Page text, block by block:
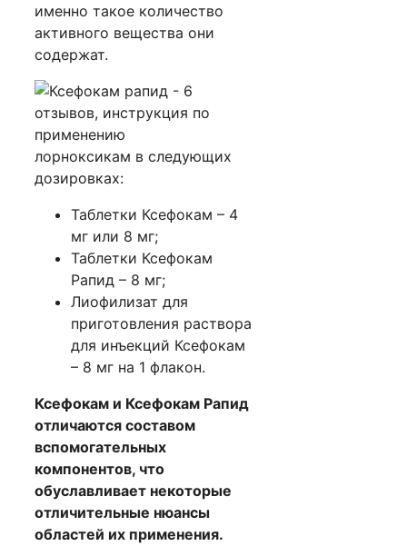
именно такое количество
активного вещества они
содержат.
лорноксикам в следующих
дозировках:
Таблетки Ксефокам – 4
мг или 8 мг;
Таблетки Ксефокам
Рапид – 8 мг;
Лиофилизат для
приготовления раствора
для инъекций Ксефокам
– 8 мг на 1 флакон.
Ксефокам и Ксефокам Рапид
отличаются составом
вспомогательных
компонентов, что
обуславливает некоторые
отличительные нюансы
областей их применения.